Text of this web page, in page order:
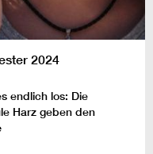
2024
endlich los: Die
Harz geben den